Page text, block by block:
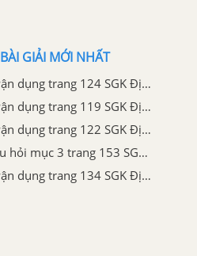
BÀI GIẢI MỚI NHẤT
Giải bài vận dụng trang 124 SGK Địa lí 6 Chân trời sáng tạo
Giải bài vận dụng trang 119 SGK Địa lí 6 Chân trời sáng tạo
Giải bài vận dụng trang 122 SGK Địa lí 6 Chân trời sáng tạo
Trả lời câu hỏi mục 3 trang 153 SGK Địa lí 6 Chân trời sáng tạo
Giải bài vận dụng trang 134 SGK Địa lí 6 Chân trời sáng tạo